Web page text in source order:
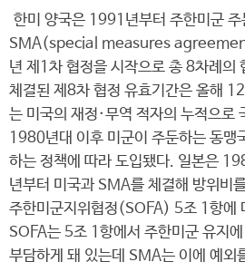
한미 양국은 1991년부터 주한미군 주
SMA(special measures
년 제1차 협정을 시작으로 총 8차례의
체결된 제8차 협정 유효기간은 올해
는 미국의 재정·무역 적자의 누적으로
1980년대 이후 미군이 주둔하는 동맹
하는 정책에 따라 도입됐다. 일본은
년부터 미국과 SMA를 체결해 방위비
주한미군지위협정(SOFA) 5조 1항에
SOFA는 5조 1항에서 주한미군 유지
부담하게 돼 있는데 SMA는 이에 예외